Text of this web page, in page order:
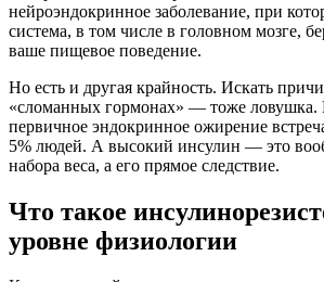
нейроэндокринное заболевание, при
система, в том числе в головном мозге,
ваше пищевое поведение.
Но есть и другая крайность. Искать
«сломанных гормонах» — тоже ловушка.
первичное эндокринное ожирение
5% людей. А высокий инсулин — это
набора веса, а его прямое следствие.
Что такое
уровне физиологии